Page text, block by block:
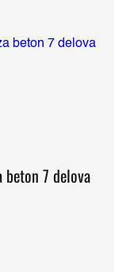
beton 7 delova